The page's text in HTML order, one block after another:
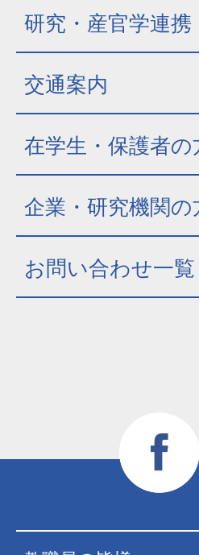
研究・産官学連携
交通案内
在学生・保護者の
企業・研究機関の
お問い合わせ一覧